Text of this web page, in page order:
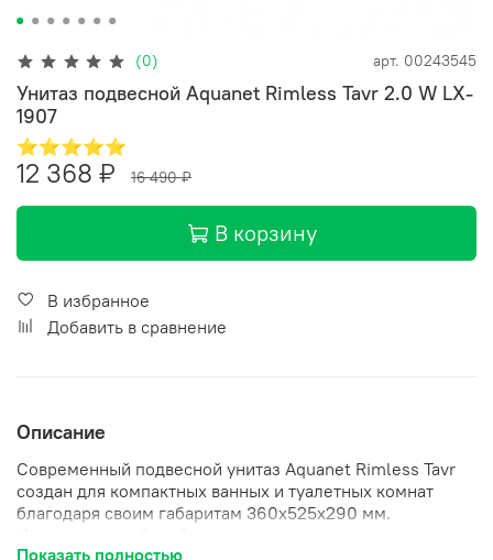
(0) арт. 00243545
Унитаз подвесной Aquanet Rimless Tavr 2.0 W LX-
1907
⭐⭐⭐⭐⭐
12 368 ₽ 16 490 ₽
В корзину
В избранное
Добавить в сравнение
Описание
Современный подвесной унитаз Aquanet Rimless Tavr
создан для компактных ванных и туалетных комнат
благодаря своим габаритам 360х525х290 мм.
Показать полностью